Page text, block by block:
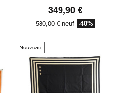
349,90 €
580,00 € neuf -40%
Nouveau